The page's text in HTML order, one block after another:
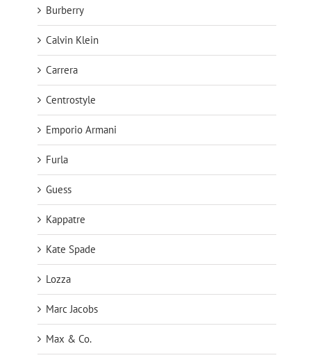
Burberry
Calvin Klein
Carrera
Centrostyle
Emporio Armani
Furla
Guess
Kappatre
Kate Spade
Lozza
Marc Jacobs
Max & Co.